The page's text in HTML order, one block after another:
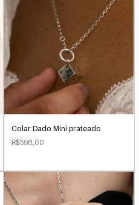
Colar Dado Mini prateado
R$398,00